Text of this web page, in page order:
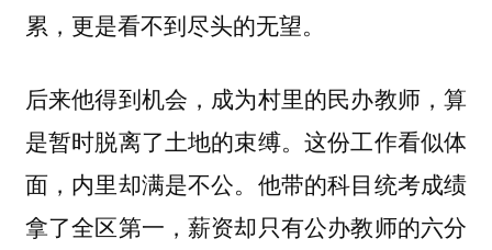
累，更是看不到尽头的无望。
后来他得到机会，成为村里的民办教师，算
是暂时脱离了土地的束缚。这份工作看似体
面，内里却满是不公。他带的科目统考成绩
拿了全区第一，薪资却只有公办教师的六分